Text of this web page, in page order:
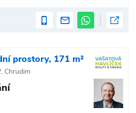
prostory, 171 m²
Chrudim